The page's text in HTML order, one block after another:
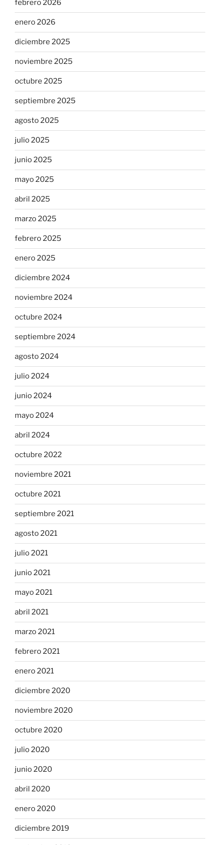
febrero 2026
enero 2026
diciembre 2025
noviembre 2025
octubre 2025
septiembre 2025
agosto 2025
julio 2025
junio 2025
mayo 2025
abril 2025
marzo 2025
febrero 2025
enero 2025
diciembre 2024
noviembre 2024
octubre 2024
septiembre 2024
agosto 2024
julio 2024
junio 2024
mayo 2024
abril 2024
octubre 2022
noviembre 2021
octubre 2021
septiembre 2021
agosto 2021
julio 2021
junio 2021
mayo 2021
abril 2021
marzo 2021
febrero 2021
enero 2021
diciembre 2020
noviembre 2020
octubre 2020
julio 2020
junio 2020
abril 2020
enero 2020
diciembre 2019